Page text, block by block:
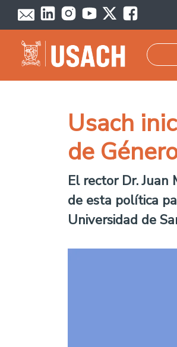
Skip to main content
Usach
de
El rector Dr.
de esta política
Universidad de